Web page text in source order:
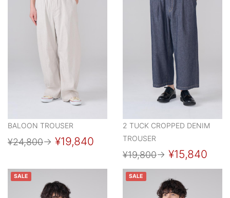
BALOON TROUSER
¥24,800→ ¥19,840
2 TUCK CROPPED DENIM
TROUSER
¥19,800→ ¥15,840
SALE SALE